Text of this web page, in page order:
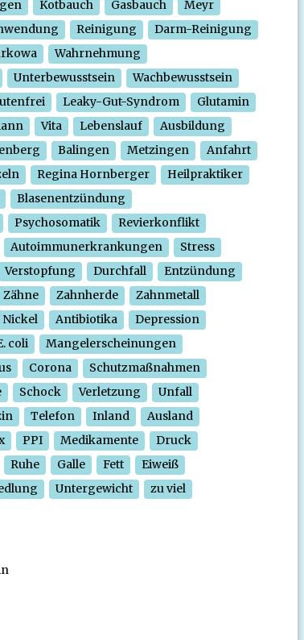
Kotbauch Gasbauch
Meyr
Reinigung
Darm-Reinigung
Wahrnehmung
Unterbewusstsein
Wachbewusstsein
Leaky-Gut-Syndrom
Glutamin
Vita Lebenslauf
Ausbildung
Balingen Metzingen
Anfahrt
Regina Hornberger
Heilpraktiker
Blasenentzündung
Psychosomatik
Revierkonflikt
Autoimmunerkrankungen
Stress
Verstopfung Durchfall
Entzündung
Zähne Zahnherde
Zahnmetall
Nickel Antibiotika
Depression
coli
Mangelerscheinungen
Corona
Schutzmaßnahmen
Schock Verletzung
Unfall
Telefon Inland
Ausland
PPI Medikamente
Druck
Ruhe Galle Fett
Eiweiß
Untergewicht zu viel